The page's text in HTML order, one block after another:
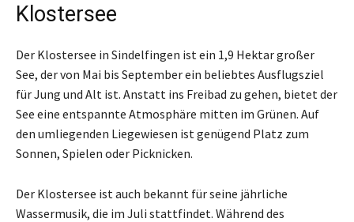
Klostersee
Der Klostersee in Sindelfingen ist ein 1,9 Hektar großer
See, der von Mai bis September ein beliebtes Ausflugsziel
für Jung und Alt ist. Anstatt ins Freibad zu gehen, bietet der
See eine entspannte Atmosphäre mitten im Grünen. Auf
den umliegenden Liegewiesen ist genügend Platz zum
Sonnen, Spielen oder Picknicken.
Der Klostersee ist auch bekannt für seine jährliche
Wassermusik, die im Juli stattfindet. Während des